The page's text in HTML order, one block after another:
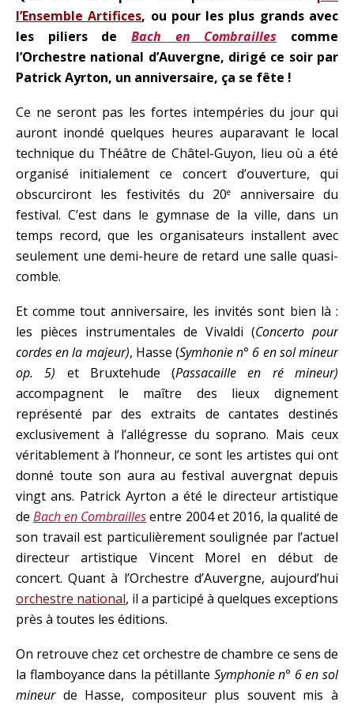
l’Ensemble Artifices, ou pour les plus grands avec
les piliers de Bach en Combrailles comme
l’Orchestre national d’Auvergne, dirigé ce soir par
Patrick Ayrton, un anniversaire, ça se fête !
Ce ne seront pas les fortes intempéries du jour qui
auront inondé quelques heures auparavant le local
technique du Théâtre de Châtel-Guyon, lieu où a été
organisé initialement ce concert d’ouverture, qui
obscurciront les festivités du 20e
anniversaire du
festival. C’est dans le gymnase de la ville, dans un
temps record, que les organisateurs installent avec
seulement une demi-heure de retard une salle quasi-
comble.
Et comme tout anniversaire, les invités sont bien là :
les pièces instrumentales de Vivaldi (Concerto pour
cordes en la majeur), Hasse (Symhonie n° 6 en sol mineur
op. 5) et Bruxtehude (Passacaille en ré mineur)
accompagnent le maître des lieux dignement
représenté par des extraits de cantates destinés
exclusivement à l’allégresse du soprano. Mais ceux
véritablement à l’honneur, ce sont les artistes qui ont
donné toute son aura au festival auvergnat depuis
vingt ans. Patrick Ayrton a été le directeur artistique
deBach en Combrailles entre 2004 et 2016, la qualité de
son travail est particulièrement soulignée par l’actuel
directeur artistique Vincent Morel en début de
concert. Quant à l’Orchestre d’Auvergne, aujourd’hui
orchestre national, il a participé à quelques exceptions
près à toutes les éditions.
On retrouve chez cet orchestre de chambre ce sens de
la flamboyance dans la pétillante Symphonie n° 6 en sol
mineur de Hasse, compositeur plus souvent mis à